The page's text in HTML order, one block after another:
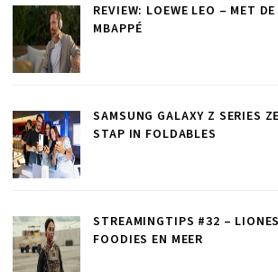
REVIEW: LOEWE LEO – MET
MBAPPÉ
SAMSUNG GALAXY Z SERIES
STAP IN FOLDABLES
STREAMINGTIPS #32 –
FOODIES EN MEER